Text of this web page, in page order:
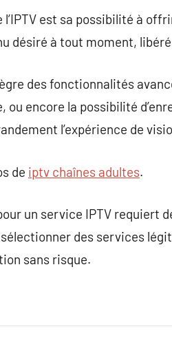
l’IPTV est sa possibilité à
désiré à tout moment,
des fonctionnalités
ou encore la possibilité
l’expérience de
de iptv chaînes adultes.
un service IPTV requiert
des services
sans risque.